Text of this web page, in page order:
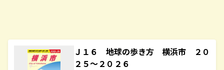
Ｊ１６ 地球の歩き方 横浜市 ２０
２５～２０２６